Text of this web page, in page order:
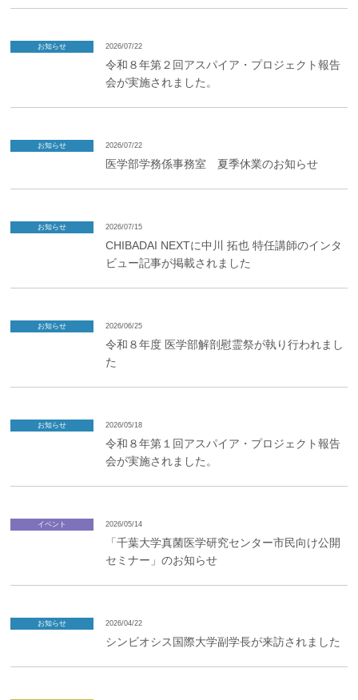
お知らせ 2026/07/22
令和８年第２回アスパイア・プロジェクト報告
会が実施されました。
お知らせ 2026/07/22
医学部学務係事務室 夏季休業のお知らせ
お知らせ 2026/07/15
CHIBADAI NEXTに中川 拓也 特任講師のインタ
ビュー記事が掲載されました
お知らせ 2026/06/25
令和８年度 医学部解剖慰霊祭が執り行われまし
た
お知らせ 2026/05/18
令和８年第１回アスパイア・プロジェクト報告
会が実施されました。
イベント 2026/05/14
「千葉大学真菌医学研究センター市民向け公開
セミナー」のお知らせ
お知らせ 2026/04/22
シンビオシス国際大学副学長が来訪されました